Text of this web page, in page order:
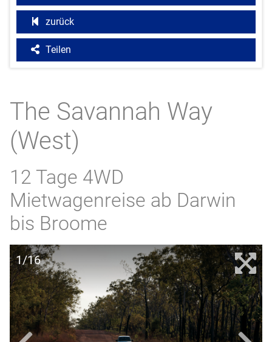
zurück
Teilen
The Savannah Way
(West)
12 Tage 4WD
Mietwagenreise ab Darwin
bis Broome
1/16